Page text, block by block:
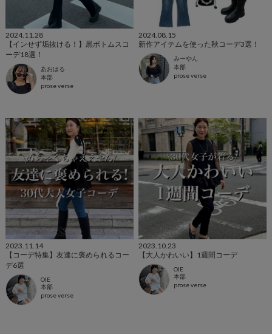
2024.11.28
【インせず垢抜ける！】黒ボトムスコ
ーデ18選！
あおはる
本部
prose verse
2024.08.15
新作アイテムを使った秋コーデ3選！
みーやん
本部
prose verse
2023.11.14
【コーデ特集】友達に褒められるコー
デ6選
OIE
本部
prose verse
2023.10.23
【大人かわいい】1週間コーデ
OIE
本部
prose verse